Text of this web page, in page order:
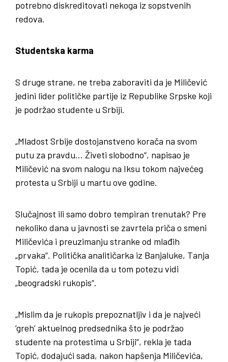
potrebno diskreditovati nekoga iz sopstvenih
redova.
Studentska karma
S druge strane, ne treba zaboraviti da je Miličević
jedini lider političke partije iz Republike Srpske koji
je podržao studente u Srbiji.
„Mladost Srbije dostojanstveno korača na svom
putu za pravdu… Živeti slobodno“, napisao je
Miličević na svom nalogu na Iksu tokom najvećeg
protesta u Srbiji u martu ove godine.
Slučajnost ili samo dobro tempiran trenutak? Pre
nekoliko dana u javnosti se zavrtela priča o smeni
Miličevića i preuzimanju stranke od mlađih
„prvaka“. Politička analitičarka iz Banjaluke, Tanja
Topić, tada je ocenila da u tom potezu vidi
„beogradski rukopis“.
„Mislim da je rukopis prepoznatljiv i da je najveći
’greh’ aktuelnog predsednika što je podržao
studente na protestima u Srbiji“, rekla je tada
Topić, dodajući sada, nakon hapšenja Miličevića,